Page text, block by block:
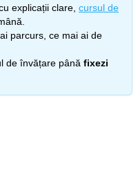
cu explicații clare, cursul de
parcurs, ce mai ai de
de învățare până fixezi